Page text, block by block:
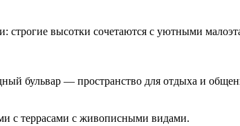
высотки сочетаются с уютными
бульвар — пространство для отдыха и
с террасами с живописными видами.